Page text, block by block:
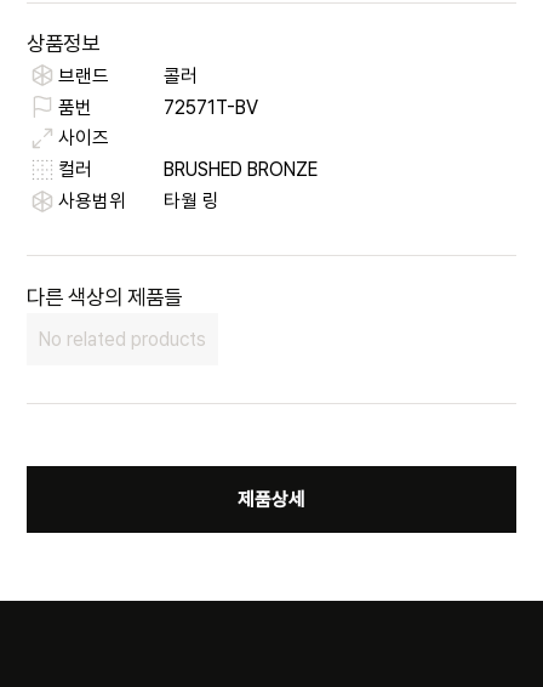
상품정보
브랜드
콜러
품번
72571T-BV
사이즈
컬러
BRUSHED BRONZE
사용범위
타월 링
다른 색상의 제품들
No related products
제품상세